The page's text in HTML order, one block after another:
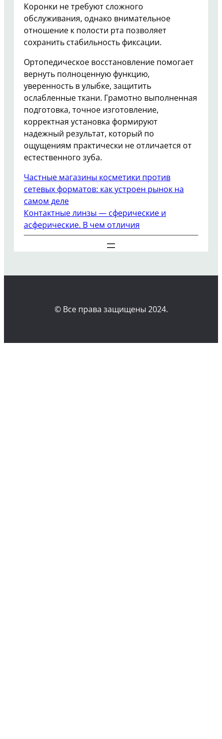
Коронки не требуют сложного
обслуживания, однако внимательное
отношение к полости рта позволяет
сохранить стабильность фиксации.
Ортопедическое восстановление помогает
вернуть полноценную функцию,
уверенность в улыбке, защитить
ослабленные ткани. Грамотно выполненная
подготовка, точное изготовление,
корректная установка формируют
надежный результат, который по
ощущениям практически не отличается от
естественного зуба.
Частные магазины косметики против
сетевых форматов: как устроен рынок на
самом деле
Контактные линзы — сферические и
асферические. В чем отличия
© Все права защищены 2024.